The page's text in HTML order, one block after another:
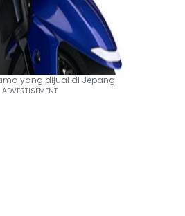
yang dijual di Jepang